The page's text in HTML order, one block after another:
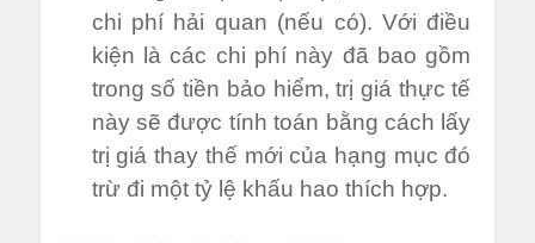
chi phí hải quan (nếu có). Với điều
kiện là các chi phí này đã bao gồm
trong số tiền bảo hiểm, trị giá thực tế
này sẽ được tính toán bằng cách lấy
trị giá thay thế mới của hạng mục đó
trừ đi một tỷ lệ khấu hao thích hợp.